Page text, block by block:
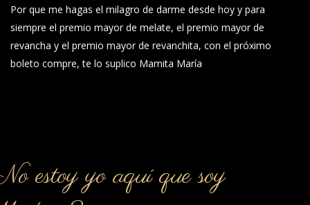
Por que me hagas el milagro de darme desde hoy y para
siempre el premio mayor de melate, el premio mayor de
revancha y el premio mayor de revanchita, con el próximo
boleto compre, te lo suplico Mamita María
estoy yo aquí que soy